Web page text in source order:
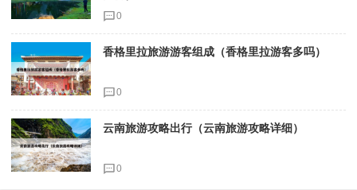
0
香格里拉旅游游客组成（香格里拉游客多吗）
0
云南旅游攻略出行（云南旅游攻略详细）
0